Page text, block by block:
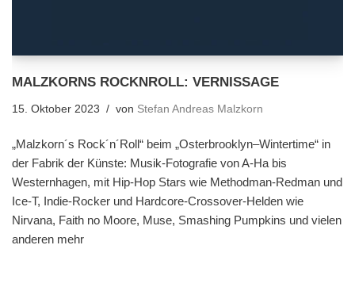
MALZKORNS ROCKNROLL: VERNISSAGE
15. Oktober 2023 von Stefan Andreas Malzkorn
„Malzkorn´s Rock´n´Roll“ beim „Osterbrooklyn–Wintertime“ in
der Fabrik der Künste: Musik-Fotografie von A-Ha bis
Westernhagen, mit Hip-Hop Stars wie Methodman-Redman und
Ice-T, Indie-Rocker und Hardcore-Crossover-Helden wie
Nirvana, Faith no Moore, Muse, Smashing Pumpkins und vielen
anderen mehr